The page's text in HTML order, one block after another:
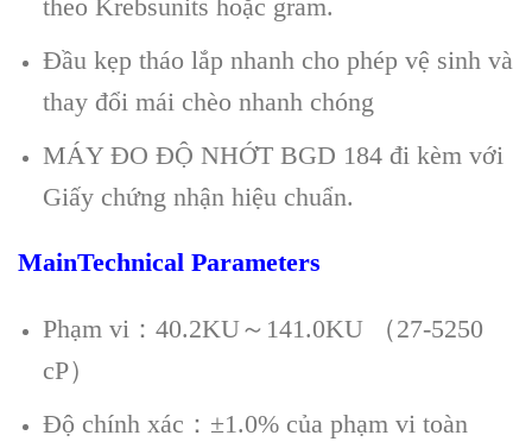
theo Krebsunits hoặc gram.
Đầu kẹp tháo lắp nhanh cho phép vệ sinh và
thay đổi mái chèo nhanh chóng
MÁY ĐO ĐỘ NHỚT BGD 184 đi kèm với
Giấy chứng nhận hiệu chuẩn.
MainTechnical Parameters
Phạm vi：40.2KU～141.0KU （27-5250
cP）
Độ chính xác：±1.0% của phạm vi toàn